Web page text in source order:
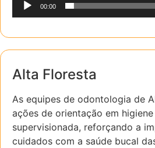
00:00
Alta Floresta
As equipes de odontologia de
ações de orientação em
supervisionada, reforçando a
cuidados com a saúde bucal